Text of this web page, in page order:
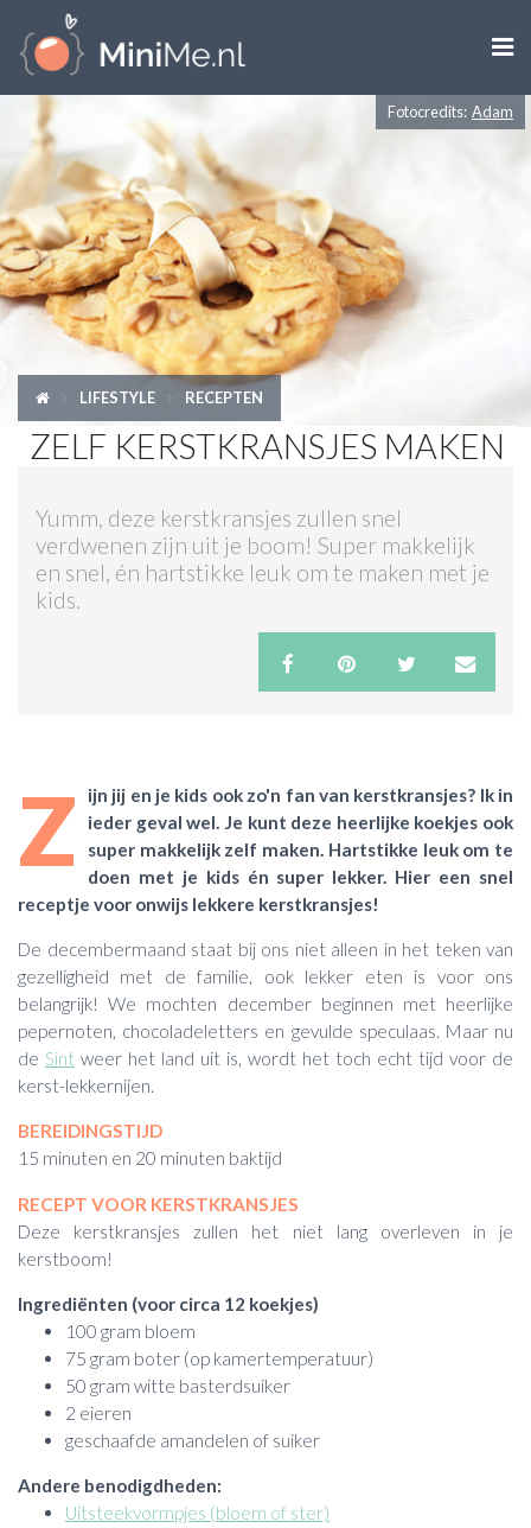

ZWANGER WORDEN
ZWANGER
BABY
PEUTER
SHOPS
ACTIES & KORTING
Fotocredits: Adam
LIFESTYLE RECEPTEN
ZELF KERSTKRANSJES MAKEN
Yumm, deze kerstkransjes zullen snel
verdwenen zijn uit je boom! Super makkelijk
en snel, én hartstikke leuk om te maken met je
kids.
Z
ijn jij en je kids ook zo'n fan van kerstkransjes? Ik in
ieder geval wel. Je kunt deze heerlijke koekjes ook
super makkelijk zelf maken. Hartstikke leuk om te
doen met je kids én super lekker. Hier een snel
receptje voor onwijs lekkere kerstkransjes!
De decembermaand staat bij ons niet alleen in het teken van
gezelligheid met de familie, ook lekker eten is voor ons
belangrijk! We mochten december beginnen met heerlijke
pepernoten, chocoladeletters en gevulde speculaas. Maar nu
de Sint weer het land uit is, wordt het toch echt tijd voor de
kerst-lekkernijen.
BEREIDINGSTIJD
15 minuten en 20 minuten baktijd
RECEPT VOOR KERSTKRANSJES
Deze kerstkransjes zullen het niet lang overleven in je
kerstboom!
Ingrediënten (voor circa 12 koekjes)
100 gram bloem
75 gram boter (op kamertemperatuur)
50 gram witte basterdsuiker
2 eieren
geschaafde amandelen of suiker
Andere benodigdheden:
Uitsteekvormpjes (bloem of ster)